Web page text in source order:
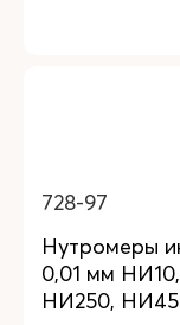
728-97
Нутромеры
0,01 мм
НИ250,